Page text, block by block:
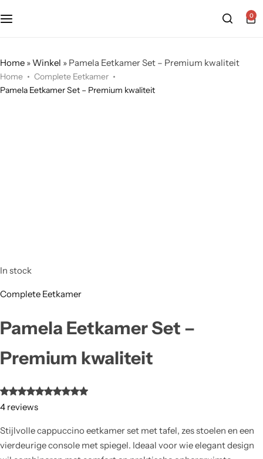
0
Home »Winkel » Pamela Eetkamer Set – Premium kwaliteit
Home
Complete Eetkamer
Pamela Eetkamer Set – Premium kwaliteit
In stock
Complete Eetkamer
Pamela Eetkamer Set –
Premium kwaliteit
4 reviews
Stijlvolle cappuccino eetkamer set met tafel, zes stoelen en een
vierdeurige console met spiegel. Ideaal voor wie elegant design